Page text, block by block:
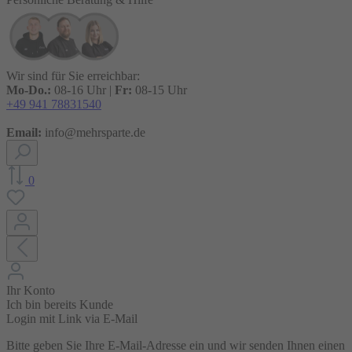
Wir sind für Sie erreichbar:
Mo-Do.: 08-16 Uhr | Fr: 08-15 Uhr
+49 941 78831540
Email: info@mehrsparte.de
0
Ihr Konto
Ich bin bereits Kunde
Login mit Link via E-Mail
Bitte geben Sie Ihre E-Mail-Adresse ein und wir senden Ihnen einen